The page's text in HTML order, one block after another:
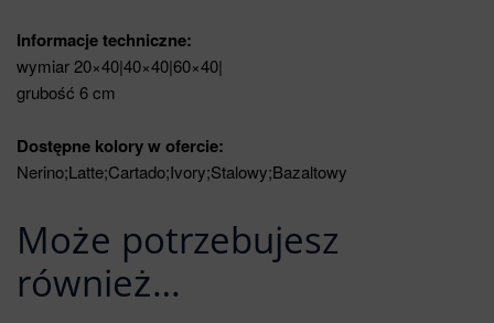
Informacje techniczne:
wymiar 20×40|40×40|60×40|
grubość 6 cm
Dostępne kolory w ofercie:
Nerino;Latte;Cartado;Ivory;Stalowy;Bazaltowy
Może potrzebujesz
również…